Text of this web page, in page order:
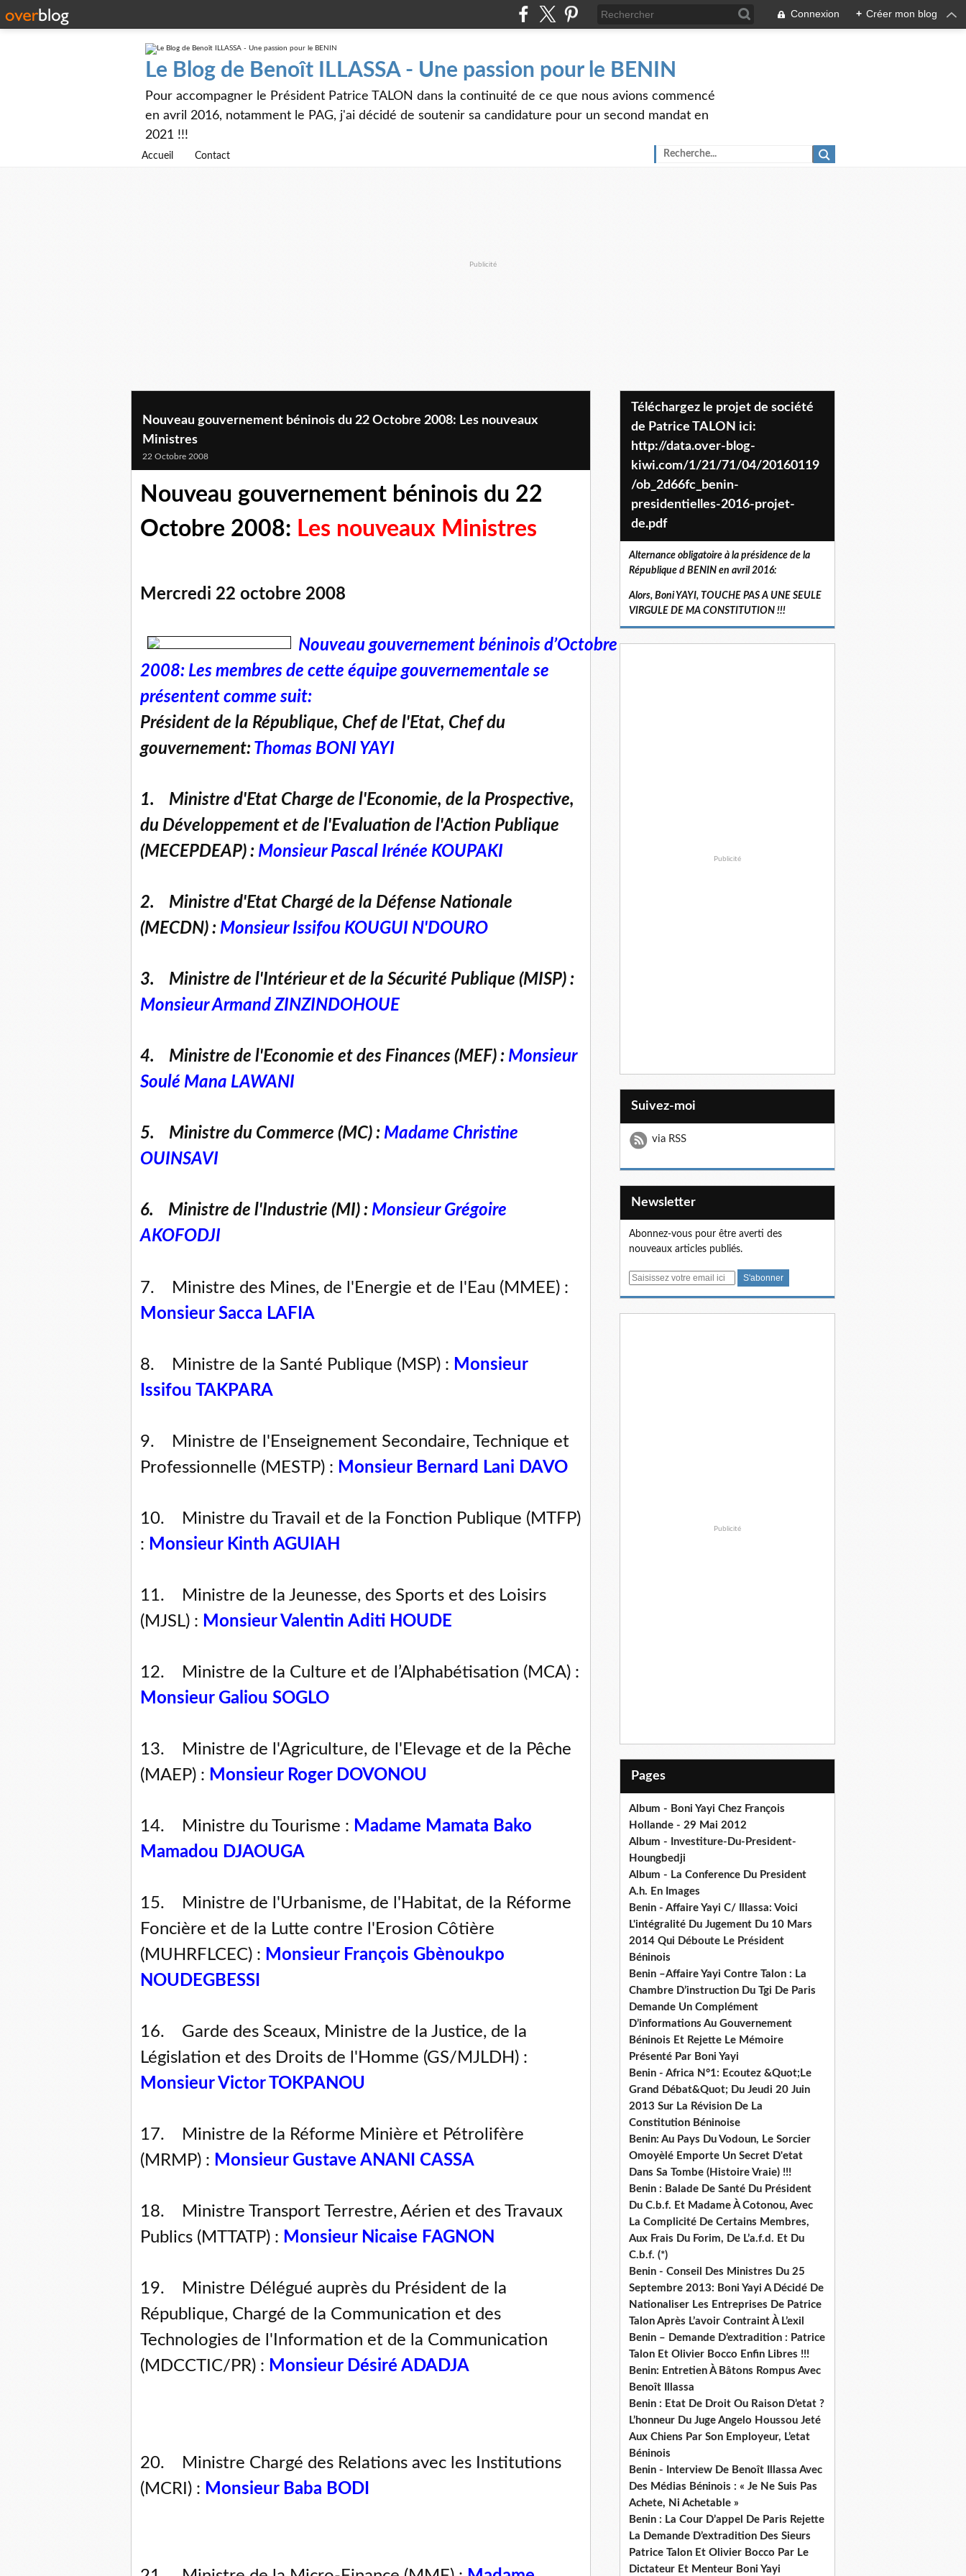
Connexion + Créer mon blog
Le Blog de Benoît ILLASSA - Une passion pour le BENIN
Pour accompagner le Président Patrice TALON dans la continuité de ce que nous avions commencé
en avril 2016, notamment le PAG, j'ai décidé de soutenir sa candidature pour un second mandat en
2021 !!!
Accueil Contact
Publicité
Nouveau gouvernement béninois du 22 Octobre 2008: Les nouveaux
Ministres
22 Octobre 2008
Nouveau gouvernement béninois du 22
Octobre 2008: Les nouveaux Ministres
Mercredi 22 octobre 2008
Nouveau gouvernement béninois d’Octobre
2008: Les membres de cette équipe gouvernementale se
présentent comme suit:
Président de la République, Chef de l'Etat, Chef du
gouvernement: Thomas BONI YAYI
1. Ministre d'Etat Charge de l'Economie, de la Prospective,
du Développement et de l'Evaluation de l'Action Publique
(MECEPDEAP) : Monsieur Pascal Irénée KOUPAKI
2. Ministre d'Etat Chargé de la Défense Nationale
(MECDN) : Monsieur Issifou KOUGUI N'DOURO
3. Ministre de l'Intérieur et de la Sécurité Publique (MISP) :
Monsieur Armand ZINZINDOHOUE
4. Ministre de l'Economie et des Finances (MEF) : Monsieur
Soulé Mana LAWANI
5. Ministre du Commerce (MC) : Madame Christine
OUINSAVI
6. Ministre de l'Industrie (MI) : Monsieur Grégoire
AKOFODJI
7. Ministre des Mines, de l'Energie et de l'Eau (MMEE) :
Monsieur Sacca LAFIA
8. Ministre de la Santé Publique (MSP) : Monsieur
Issifou TAKPARA
9. Ministre de l'Enseignement Secondaire, Technique et
Professionnelle (MESTP) : Monsieur Bernard Lani DAVO
10. Ministre du Travail et de la Fonction Publique (MTFP)
: Monsieur Kinth AGUIAH
11. Ministre de la Jeunesse, des Sports et des Loisirs
(MJSL) : Monsieur Valentin Aditi HOUDE
12. Ministre de la Culture et de l’Alphabétisation (MCA) :
Monsieur Galiou SOGLO
13. Ministre de l'Agriculture, de l'Elevage et de la Pêche
(MAEP) : Monsieur Roger DOVONOU
14. Ministre du Tourisme : Madame Mamata Bako
Mamadou DJAOUGA
15. Ministre de l'Urbanisme, de l'Habitat, de la Réforme
Foncière et de la Lutte contre l'Erosion Côtière
(MUHRFLCEC) : Monsieur François Gbènoukpo
NOUDEGBESSI
16. Garde des Sceaux, Ministre de la Justice, de la
Législation et des Droits de l'Homme (GS/MJLDH) :
Monsieur Victor TOKPANOU
17. Ministre de la Réforme Minière et Pétrolifère
(MRMP) : Monsieur Gustave ANANI CASSA
18. Ministre Transport Terrestre, Aérien et des Travaux
Publics (MTTATP) : Monsieur Nicaise FAGNON
19. Ministre Délégué auprès du Président de la
République, Chargé de la Communication et des
Technologies de l'Information et de la Communication
(MDCCTIC/PR) : Monsieur Désiré ADADJA
20. Ministre Chargé des Relations avec les Institutions
(MCRI) : Monsieur Baba BODI
Téléchargez le projet de société
de Patrice TALON ici:
http://data.over-blog-
kiwi.com/1/21/71/04/20160119
/ob_2d66fc_benin-
presidentielles-2016-projet-
de.pdf
Alternance obligatoire à la présidence de la
République d BENIN en avril 2016:
Alors, Boni YAYI, TOUCHE PAS A UNE SEULE
VIRGULE DE MA CONSTITUTION !!!
Publicité
Suivez-moi
via RSS
Newsletter
Abonnez-vous pour être averti des
nouveaux articles publiés.
E
Publicité
Pages
Album - Boni Yayi Chez François
Hollande - 29 Mai 2012
Album - Investiture-Du-President-
Houngbedji
Album - La Conference Du President
A.h. En Images
Benin - Affaire Yayi C/ Illassa: Voici
L'intégralité Du Jugement Du 10 Mars
2014 Qui Déboute Le Président
Béninois
Benin –Affaire Yayi Contre Talon : La
Chambre D’instruction Du Tgi De Paris
Demande Un Complément
D’informations Au Gouvernement
Béninois Et Rejette Le Mémoire
Présenté Par Boni Yayi
Benin - Africa N°1: Ecoutez &Quot;Le
Grand Débat&Quot; Du Jeudi 20 Juin
2013 Sur La Révision De La
Constitution Béninoise
Benin: Au Pays Du Vodoun, Le Sorcier
Omoyèlé Emporte Un Secret D'etat
Dans Sa Tombe (Histoire Vraie) !!!
Benin : Balade De Santé Du Président
Du C.b.f. Et Madame À Cotonou, Avec
La Complicité De Certains Membres,
Aux Frais Du Forim, De L’a.f.d. Et Du
C.b.f. (*)
Benin - Conseil Des Ministres Du 25
Septembre 2013: Boni Yayi A Décidé De
Nationaliser Les Entreprises De Patrice
Talon Après L’avoir Contraint À L’exil
Benin – Demande D’extradition : Patrice
Talon Et Olivier Bocco Enfin Libres !!!
Benin: Entretien À Bâtons Rompus Avec
Benoît Illassa
Benin : Etat De Droit Ou Raison D’etat ?
L’honneur Du Juge Angelo Houssou Jeté
Aux Chiens Par Son Employeur, L’etat
Béninois
Benin - Interview De Benoît Illassa Avec
Des Médias Béninois : « Je Ne Suis Pas
Achete, Ni Achetable »
Benin : La Cour D’appel De Paris Rejette
La Demande D’extradition Des Sieurs
Patrice Talon Et Olivier Bocco Par Le
Dictateur Et Menteur Boni Yayi